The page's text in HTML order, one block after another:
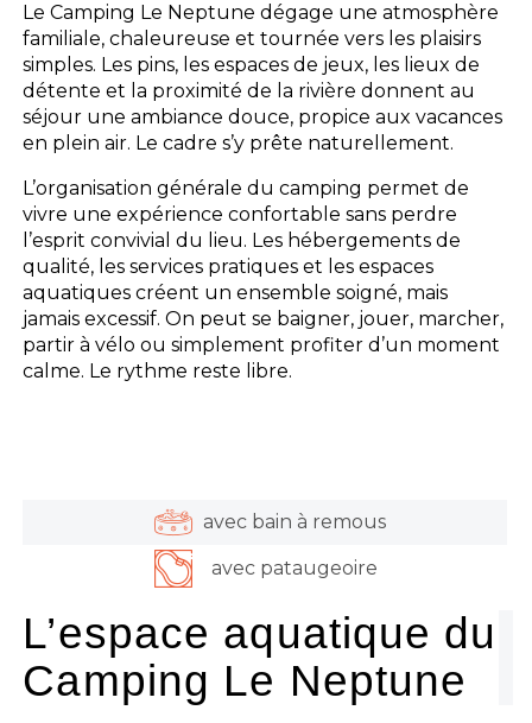
Le Camping Le Neptune dégage une atmosphère
familiale, chaleureuse et tournée vers les plaisirs
simples. Les pins, les espaces de jeux, les lieux de
détente et la proximité de la rivière donnent au
séjour une ambiance douce, propice aux vacances
en plein air. Le cadre s’y prête naturellement.
L’organisation générale du camping permet de
vivre une expérience confortable sans perdre
l’esprit convivial du lieu. Les hébergements de
qualité, les services pratiques et les espaces
aquatiques créent un ensemble soigné, mais
jamais excessif. On peut se baigner, jouer, marcher,
partir à vélo ou simplement profiter d’un moment
calme. Le rythme reste libre.
avec bain à remous
avec pataugeoire
L’espace aquatique du
Camping Le Neptune